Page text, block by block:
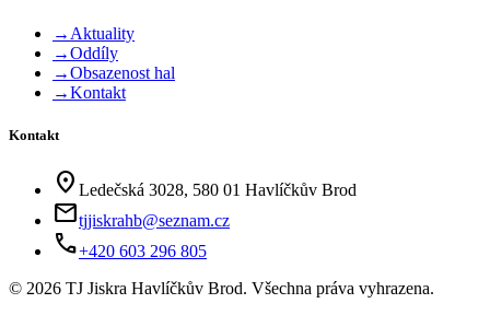
→ Aktuality
→Oddíly
→Obsazenost hal
→Kontakt
Kontakt
location_on Ledečská 3028, 580 01 Havlíčkův Brod
mailtjjiskrahb@seznam.cz
phone+420 603 296 805
© 2026 TJ Jiskra Havlíčkův Brod. Všechna práva vyhrazena.